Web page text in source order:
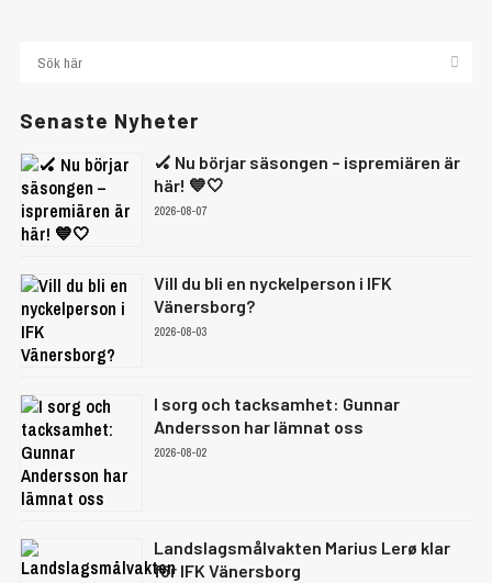
Senaste Nyheter
🏑 Nu börjar säsongen – ispremiären är
här! 💙🤍
2026-08-07
Vill du bli en nyckelperson i IFK
Vänersborg?
2026-08-03
I sorg och tacksamhet: Gunnar
Andersson har lämnat oss
2026-08-02
Landslagsmålvakten Marius Lerø klar
för IFK Vänersborg